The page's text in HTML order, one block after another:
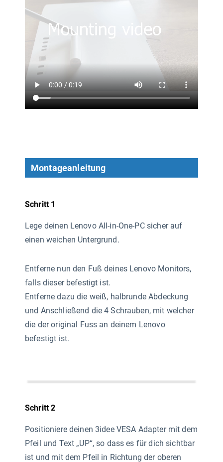
Montageanleitung
Schritt 1
Lege deinen Lenovo All-in-One-PC sicher auf
einen weichen Untergrund.
Entferne nun den Fuß deines Lenovo Monitors,
falls dieser befestigt ist.
Entferne dazu die weiß, halbrunde Abdeckung
und Anschließend die 4 Schrauben, mit welcher
die der original Fuss an deinem Lenovo
befestigt ist.
Schritt 2
Positioniere deinen 3idee VESA Adapter mit dem
Pfeil und Text „UP“, so dass es für dich sichtbar
ist und mit dem Pfeil in Richtung der oberen